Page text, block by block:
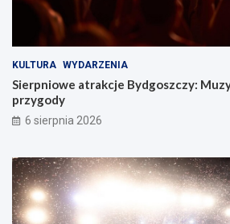
KULTURA WYDARZENIA
Sierpniowe atrakcje Bydgoszczy:
przygody
6 sierpnia 2026